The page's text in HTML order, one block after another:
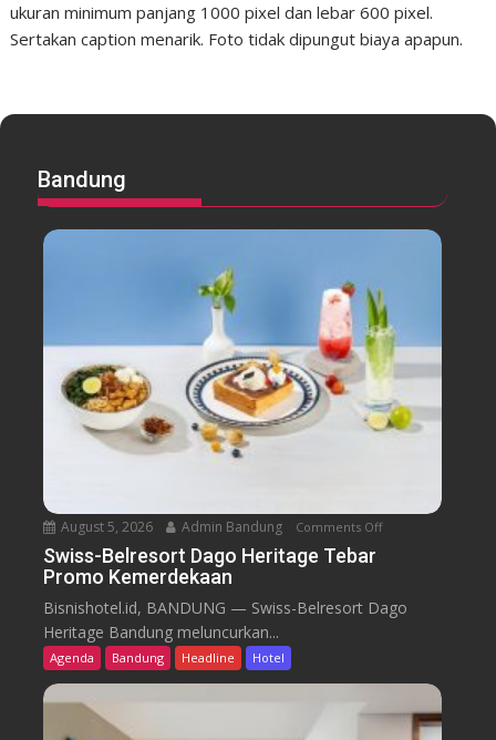
ukuran minimum panjang 1000 pixel dan lebar 600 pixel.
Sertakan caption menarik. Foto tidak dipungut biaya apapun.
Bandung
August 5, 2026 Admin Bandung Comments Offo
B
Swiss-Belresort Dago Heritage Tebar
Promo Kemerdekaan
Bisnishotel.id, BANDUNG — Swiss-Belresort Dago
Heritage Bandung meluncurkan...
Agenda Bandung Headline Hotel